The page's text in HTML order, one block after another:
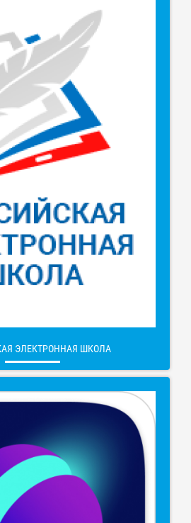
ЭЛЕКТРОННАЯ ШКОЛА